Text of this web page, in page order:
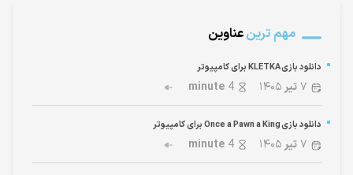
مهم ترینعناوین
دانلود بازی KLETKA برای کامپیوتر
۷تیر ۱۴۰۵ 4
minute
دانلود بازی Once a Pawn a King برای کامپیوتر
۷تیر ۱۴۰۵ 4
minute